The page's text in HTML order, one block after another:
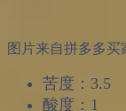
图片来自拼多多买
苦度：3.5
酸度：1